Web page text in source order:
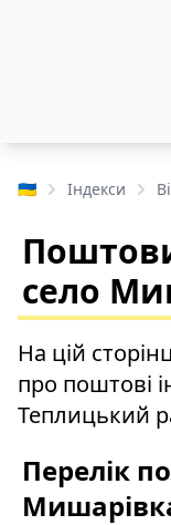
🇺🇦 Індекси
село
На цій
про поштові
Теплицький
Перелік